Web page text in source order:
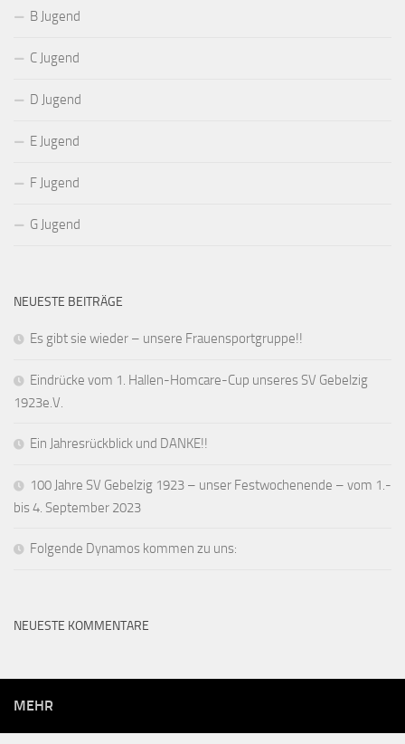
B Jugend
C Jugend
D Jugend
E Jugend
F Jugend
G Jugend
NEUESTE BEITRÄGE
Es gibt sie wieder – unsere Frauensportgruppe!!
Eindrücke vom 1. Hallen-Homcare-Cup unseres SV Gebelzig
1923e.V.
Ein Jahresrückblick und DANKE!!
100 Jahre SV Gebelzig 1923 – unser Festwochenende – vom 1.-
bis 4. September 2023
Folgende Dynamos kommen zu uns:
NEUESTE KOMMENTARE
MEHR